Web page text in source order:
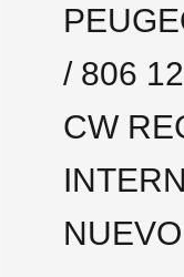
/ 806
CW
NUEVO